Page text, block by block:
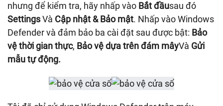
nhưng để kiểm tra, hãy nhấp vào Bắt đầusau đó
SettingsVà Cập nhật & Bảo mật. Nhấp vào Windows
Defender và đảm bảo ba cài đặt sau được bật: Bảo
vệ thời gian thực, Bảo vệ dựa trên đám mâyVà Gửi
mẫu tự động.